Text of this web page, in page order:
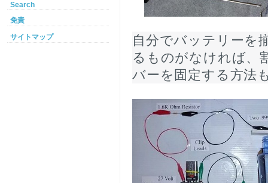
自分でバッテリーを
るものがなければ、
バーを固定する方法
Search
免責
サイトマップ